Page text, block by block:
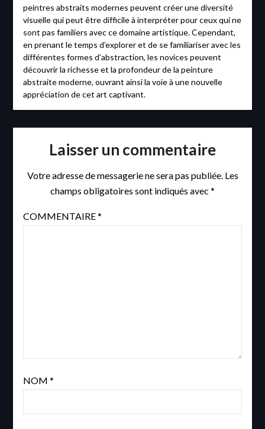
peintres abstraits modernes peuvent créer une diversité
visuelle qui peut être difficile à interpréter pour ceux qui ne
sont pas familiers avec ce domaine artistique. Cependant,
en prenant le temps d’explorer et de se familiariser avec les
différentes formes d’abstraction, les novices peuvent
découvrir la richesse et la profondeur de la peinture
abstraite moderne, ouvrant ainsi la voie à une nouvelle
appréciation de cet art captivant.
Laisser un commentaire
Votre adresse de messagerie ne sera pas publiée. Les
champs obligatoires sont indiqués avec *
COMMENTAIRE*
NOM *